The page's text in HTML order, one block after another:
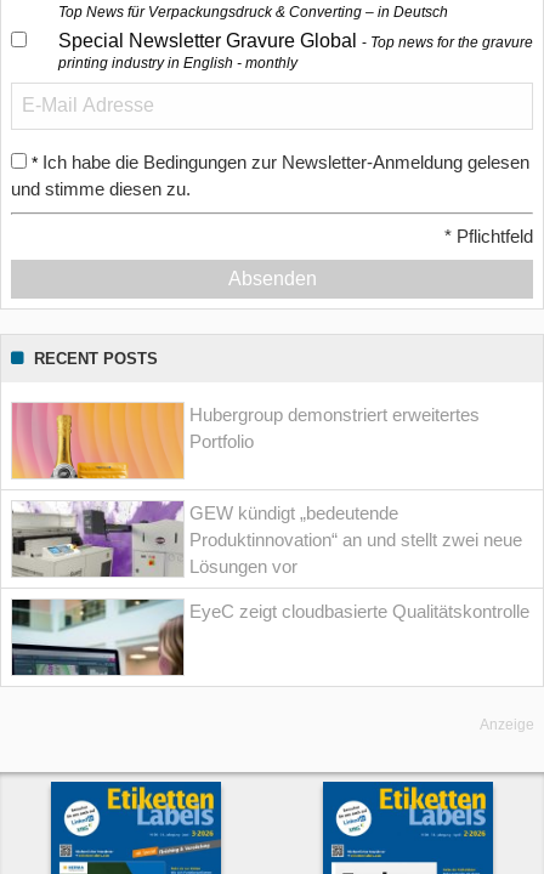
Top News für Verpackungsdruck & Converting – in Deutsch
Special Newsletter Gravure Global
Top news for the gravure
printing industry in English - monthly
* Ich habe die Bedingungen zur Newsletter-Anmeldung gelesen
und stimme diesen zu.
* Pflichtfeld
Absenden
RECENT POSTS
Hubergroup demonstriert erweitertes
Portfolio
GEW kündigt „bedeutende
Produktinnovation“ an und stellt zwei neue
Lösungen vor
EyeC zeigt cloudbasierte Qualitätskontrolle
Anzeige